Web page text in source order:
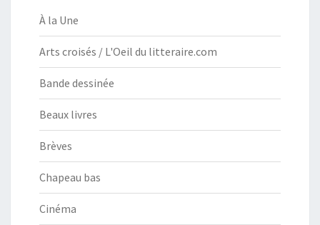
À la Une
Arts croisés / L'Oeil du litteraire.com
Bande dessinée
Beaux livres
Brèves
Chapeau bas
Cinéma